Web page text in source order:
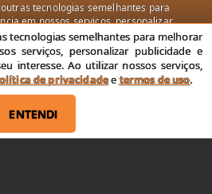
tecnologias semelhantes para
em nossos serviços, personalizar
conteúdo de seu interesse. Ao utilizar
com nossa política de privacidade e
termos de uso.
Termos de uso
tecnologias semelhantes para melhorar
serviços, personalizar publicidade e
interesse. Ao utilizar nossos serviços,
de privacidadeetermos de uso.
ENTENDI